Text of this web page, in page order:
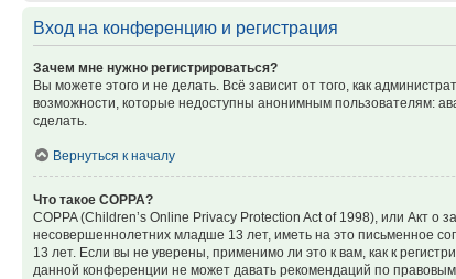
Вход на конференцию и регистрация
Зачем мне нужно регистрироваться?
Вы можете этого и не делать. Всё зависит от того, как
возможности, которые недоступны анонимным пользователям:
сделать.
Вернуться к началу
Что такое COPPA?
COPPA (Children’s Online Privacy Protection Act of 1998), или Акт
несовершеннолетних младше 13 лет, иметь на это письменное
13 лет. Если вы не уверены, применимо ли это к вам, как к
данной конференции не может давать рекомендаций по